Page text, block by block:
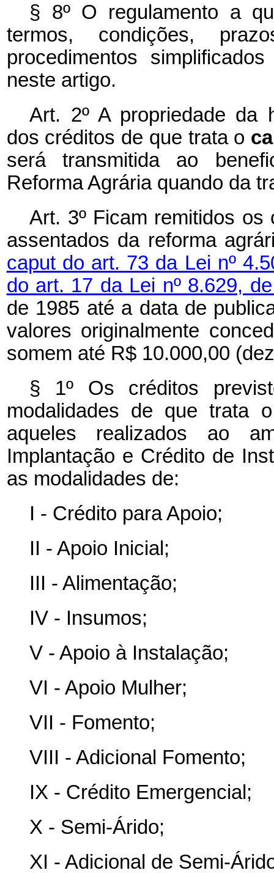
§ 8º O regulamento a
termos, condições,
procedimentos
neste artigo.
Art. 2º A propriedade da
dos créditos de que trata o
será transmitida ao
Reforma Agrária quando da
Art. 3º Ficam remitidos
assentados da reforma
caput do art. 73 da Lei nº
do art. 17 da Lei nº 8.629,
de 1985 até a data de
valores originalmente
somem até R$ 10.000,00
§ 1º Os créditos
modalidades de que trata
aqueles realizados ao
Implantação e Crédito de
as modalidades de:
I - Crédito para Apoio;
II - Apoio Inicial;
III - Alimentação;
IV - Insumos;
V - Apoio à Instalação;
VI - Apoio Mulher;
VII - Fomento;
VIII - Adicional Fomento;
IX - Crédito Emergencial;
X - Semi-Árido;
XI - Adicional de Semi-